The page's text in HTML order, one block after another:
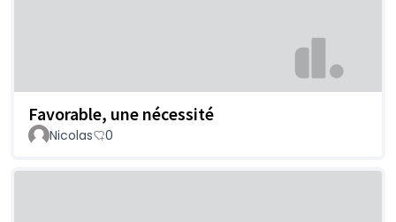
Favorable, une nécessité
Nicolas 0